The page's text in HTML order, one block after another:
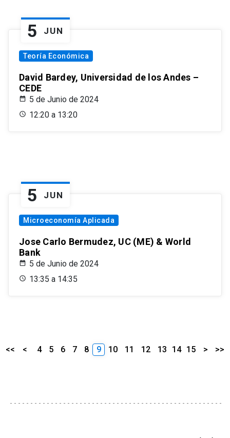
5 JUN
Teoría Económica
David Bardey, Universidad de los Andes –
CEDE
5 de Junio de 2024
12:20 a 13:20
5 JUN
Microeconomía Aplicada
Jose Carlo Bermudez, UC (ME) & World
Bank
5 de Junio de 2024
13:35 a 14:35
<< < 4 5 6 7 8 9 10 11 12 13 14 15 > >>